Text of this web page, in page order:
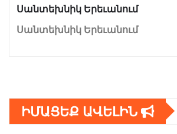
Սանտեխնիկ Երեւանում
Սանտեխնիկ Երեւանում
ԻՄԱՑԵՔ ԱՎԵԼԻՆ